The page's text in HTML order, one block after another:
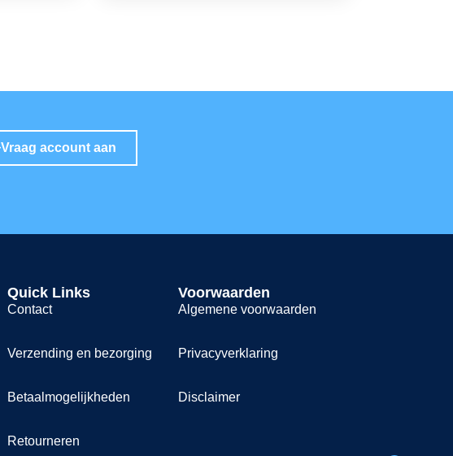
Vraag account aan
Quick Links
Contact
Verzending en bezorging
Betaalmogelijkheden
Retourneren
Voorwaarden
Algemene voorwaarden
Privacyverklaring
Disclaimer